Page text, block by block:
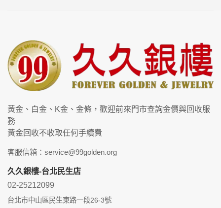
黃金、白金、K金、金條，歡迎前來門市查詢金價與回收服
務
黃金回收不收取任何手續費
客服信箱：service@99golden.org
久久銀樓-台北民生店
02-25212099
台北市中山區民生東路一段26-3號